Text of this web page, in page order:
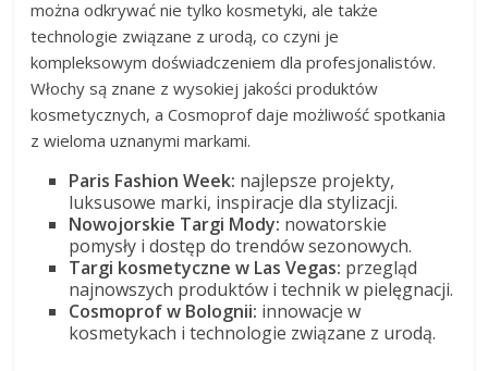
można odkrywać nie tylko kosmetyki, ale także
technologie związane z urodą, co czyni je
kompleksowym doświadczeniem dla profesjonalistów.
Włochy są znane z wysokiej jakości produktów
kosmetycznych, a Cosmoprof daje możliwość spotkania
z wieloma uznanymi markami.
Paris Fashion Week: najlepsze projekty,
luksusowe marki, inspiracje dla stylizacji.
Nowojorskie Targi Mody: nowatorskie
pomysły i dostęp do trendów sezonowych.
Targi kosmetyczne w Las Vegas: przegląd
najnowszych produktów i technik w pielęgnacji.
Cosmoprof w Bolognii: innowacje w
kosmetykach i technologie związane z urodą.